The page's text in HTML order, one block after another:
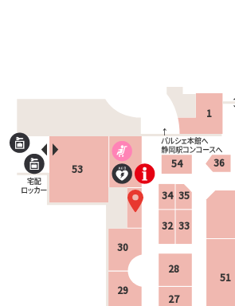
1
27
28
29
30
32 33
34 35
36
51
53 54